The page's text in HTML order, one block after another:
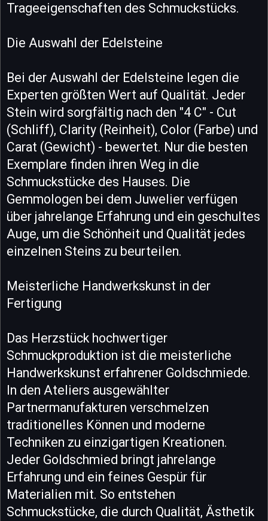
Trageeigenschaften des Schmuckstücks.
Die Auswahl der Edelsteine
Bei der Auswahl der Edelsteine legen die
Experten größten Wert auf Qualität. Jeder
Stein wird sorgfältig nach den "4 C" - Cut
(Schliff), Clarity (Reinheit), Color (Farbe) und
Carat (Gewicht) - bewertet. Nur die besten
Exemplare finden ihren Weg in die
Schmuckstücke des Hauses. Die
Gemmologen bei dem Juwelier verfügen
über jahrelange Erfahrung und ein geschultes
Auge, um die Schönheit und Qualität jedes
einzelnen Steins zu beurteilen.
Meisterliche Handwerkskunst in der
Fertigung
Das Herzstück hochwertiger
Schmuckproduktion ist die meisterliche
Handwerkskunst erfahrener Goldschmiede.
In den Ateliers ausgewählter
Partnermanufakturen verschmelzen
traditionelles Können und moderne
Techniken zu einzigartigen Kreationen.
Jeder Goldschmied bringt jahrelange
Erfahrung und ein feines Gespür für
Materialien mit. So entstehen
Schmuckstücke, die durch Qualität, Ästhetik